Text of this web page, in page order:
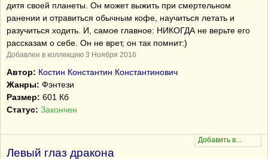
дитя своей планеты. Он может выжить при смертельном
ранении и отравиться обычным кофе, научиться летать и
разучиться ходить. И, самое главное: НИКОГДА не верьте его
рассказам о себе. Он не врет, он так помнит:)
Добавлен в коллекцию 3 Ноября 2016
Автор: Костин Константин Константинович
Жанры: Фэнтези
Размер: 601 Кб
Статус: Закончен
Левый глаз дракона